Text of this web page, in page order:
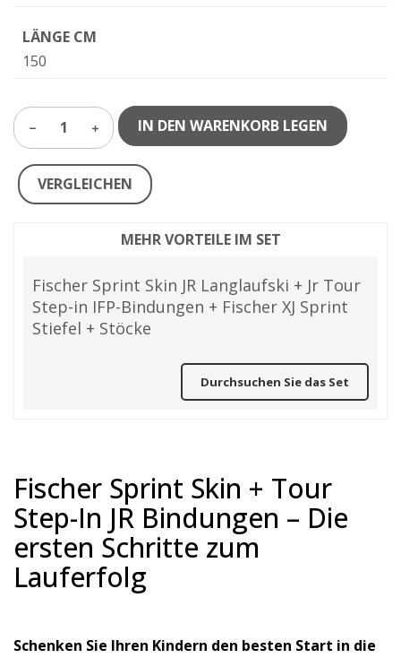
LÄNGE CM
150
1 IN DEN WARENKORB LEGEN
VERGLEICHEN
MEHR VORTEILE IM SET
Fischer Sprint Skin JR Langlaufski + Jr Tour
Step-in IFP-Bindungen + Fischer XJ Sprint
Stiefel + Stöcke
Durchsuchen Sie das Set
Fischer Sprint Skin + Tour
Step-In JR Bindungen – Die
ersten Schritte zum
Lauferfolg
Schenken Sie Ihren Kindern den besten Start in die